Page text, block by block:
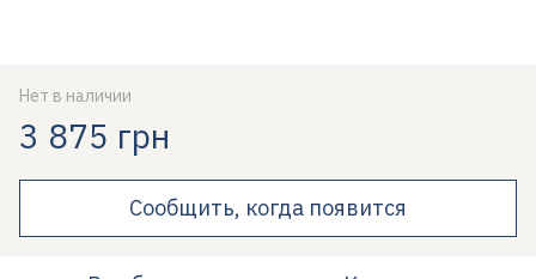
Нет в наличии
3 875 грн
Сообщить, когда появится